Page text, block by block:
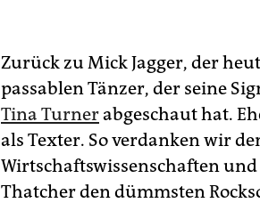
Zurück zu Mick Jagger, der
passablen Tänzer, der seine
Tina Turnerabgeschaut hat.
als Texter. So verdanken wir
Wirtschaftswissenschaften
Thatcher den dümmsten